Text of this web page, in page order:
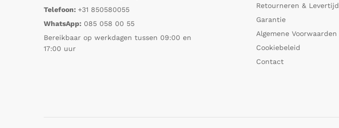
Telefoon: +31 850580055
WhatsApp: 085 058 00 55
Bereikbaar op werkdagen tussen 09:00 en
17:00 uur
Retourneren & Levertijd
Garantie
Algemene Voorwaarden
Cookiebeleid
Contact